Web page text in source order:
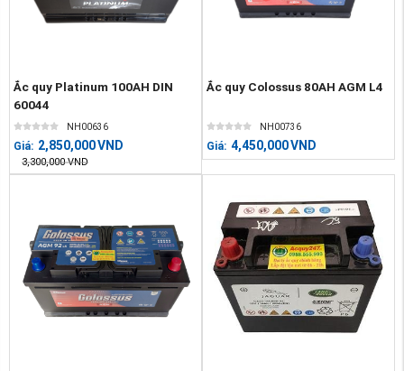
Ắc quy Platinum 100AH DIN
60044
NH00636
Giá: 2,850,000VND
3,300,000 VND
Ắc quy Colossus 80AH AGM L4
NH00736
Giá: 4,450,000VND